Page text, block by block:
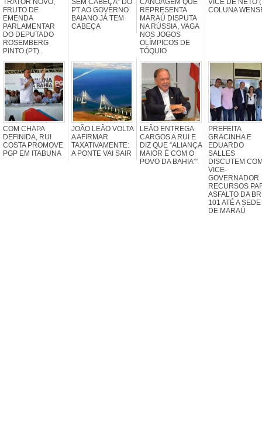
TRATOR NOVO,
FRUTO DE
EMENDA
PARLAMENTAR
DO DEPUTADO
ROSEMBERG
PINTO (PT) .
SEM CABEÇA” DO
PT AO GOVERNO
BAIANO JÁ TEM
CABEÇA
CANOAGEM QUE
REPRESENTA
MARAÚ DISPUTA
NA RÚSSIA, VAGA
NOS JOGOS
OLÍMPICOS DE
TÓQUIO
VICE DE NETO (
COLUNA
COM CHAPA
DEFINIDA, RUI
COSTA PROMOVE
PGP EM ITABUNA
JOÃO LEÃO VOLTA
A AFIRMAR
TAXATIVAMENTE:
A PONTE VAI SAIR
LEÃO ENTREGA
CARGOS A RUI E
DIZ QUE “ALIANÇA
MAIOR É COM O
POVO DA BAHIA””
PREFEITA
GRACINHA E
EDUARDO
SALLES
DISCUTEM
VICE-
GOVERNADOR
RECURSOS
ASFALTO DA BR
101 ATÉ A SEDE
DE MARAÚ